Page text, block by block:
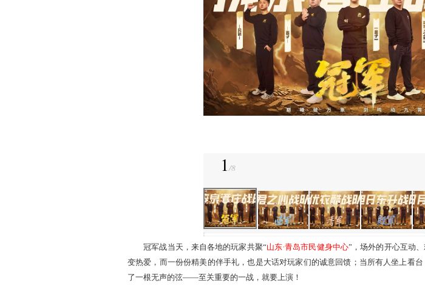
至此，线下赛八强排名已全部诞生，恭喜众志成城服务器“
军、鹤舞云天服务器“
优衣酷 ”战队 赢得季军、凌烟阁服务器“ 旭日
水晶宫服务器“日月山河”战队、红颜知己服务器“追梦少年”
桔六浪虎魔希”战队则位列本届大赛八强！